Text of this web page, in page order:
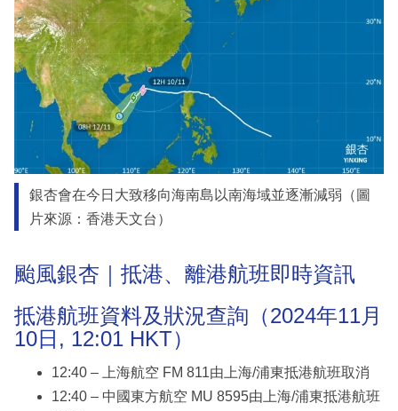
銀杏會在今日大致移向海南島以南海域並逐漸減弱（圖
片來源：香港天文台）
颱風銀杏｜抵港、離港航班即時資訊
抵港航班資料及狀況查詢（2024年11月
10日, 12:01 HKT）
12:40 – 上海航空 FM 811由上海/浦東抵港航班取消
12:40 – 中國東方航空 MU 8595由上海/浦東抵港航班